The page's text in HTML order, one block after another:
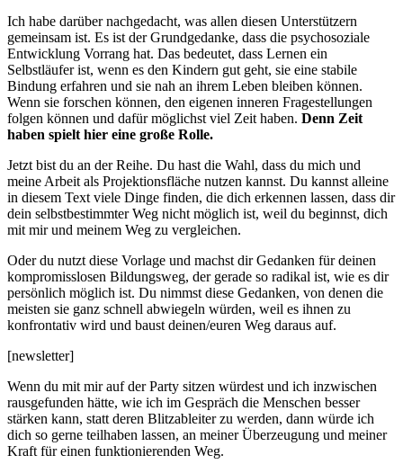
Ich habe darüber nachgedacht, was allen diesen Unterstützern
gemeinsam ist. Es ist der Grundgedanke, dass die psychosoziale
Entwicklung Vorrang hat. Das bedeutet, dass Lernen ein
Selbstläufer ist, wenn es den Kindern gut geht, sie eine stabile
Bindung erfahren und sie nah an ihrem Leben bleiben können.
Wenn sie forschen können, den eigenen inneren Fragestellungen
folgen können und dafür möglichst viel Zeit haben. Denn Zeit
haben spielt hier eine große Rolle.
Jetzt bist du an der Reihe. Du hast die Wahl, dass du mich und
meine Arbeit als Projektionsfläche nutzen kannst. Du kannst alleine
in diesem Text viele Dinge finden, die dich erkennen lassen, dass dir
dein selbstbestimmter Weg nicht möglich ist, weil du beginnst, dich
mit mir und meinem Weg zu vergleichen.
Oder du nutzt diese Vorlage und machst dir Gedanken für deinen
kompromisslosen Bildungsweg, der gerade so radikal ist, wie es dir
persönlich möglich ist. Du nimmst diese Gedanken, von denen die
meisten sie ganz schnell abwiegeln würden, weil es ihnen zu
konfrontativ wird und baust deinen/euren Weg daraus auf.
[newsletter]
Wenn du mit mir auf der Party sitzen würdest und ich inzwischen
rausgefunden hätte, wie ich im Gespräch die Menschen besser
stärken kann, statt deren Blitzableiter zu werden, dann würde ich
dich so gerne teilhaben lassen, an meiner Überzeugung und meiner
Kraft für einen funktionierenden Weg.